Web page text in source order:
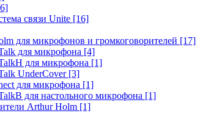
связи Unite [16]
для микрофонов и громкоговорителей [17]
для микрофона [4]
для микрофона [1]
UnderCover [3]
для микрофона [1]
для настольного микрофона [1]
Arthur Holm [1]